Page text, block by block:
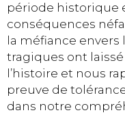
période historique
conséquences
la méfiance
tragiques ont
l’histoire et nous
preuve de
dans notre